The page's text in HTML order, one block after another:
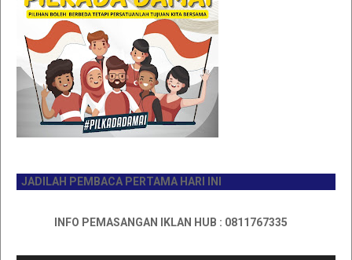
PEMBACA PERTAMA HARI INI
INFO PEMASANGAN IKLAN HUB : 0811767335